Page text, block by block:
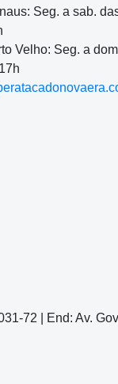
Seg. a sab.
Velho: Seg. a
72 | End: Av.